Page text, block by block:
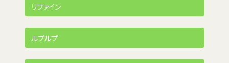
リファイン
ルプルプ